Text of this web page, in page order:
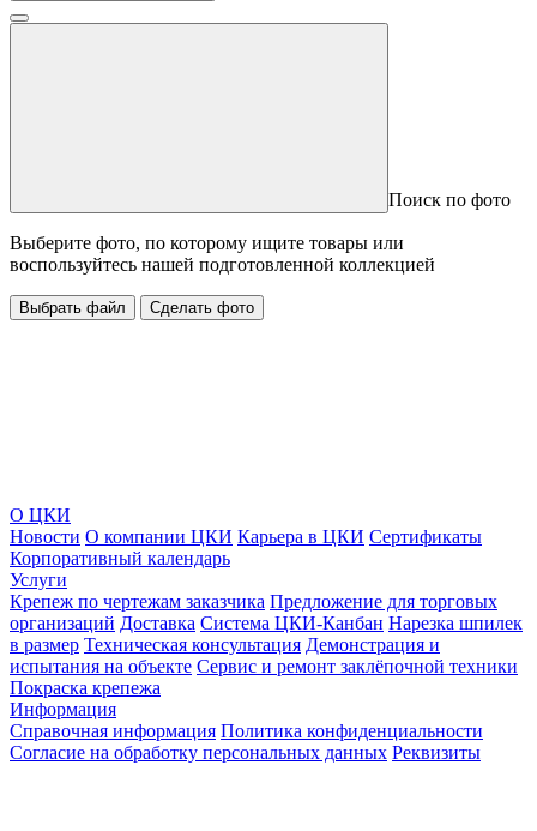
Поиск по фото
Выберите фото, по которому ищите товары или
воспользуйтесь нашей подготовленной коллекцией
Выбрать файл Сделать фото
О ЦКИ
Новости О компании ЦКИ Карьера в ЦКИ Сертификаты
Корпоративный календарь
Услуги
Крепеж по чертежам заказчика Предложение для торговых
организаций Доставка Система ЦКИ-Канбан Нарезка шпилек
в размер Техническая консультация Демонстрация и
испытания на объекте Сервис и ремонт заклёпочной техники
Покраска крепежа
Информация
Справочная информация Политика конфиденциальности
Согласие на обработку персональных данных Реквизиты